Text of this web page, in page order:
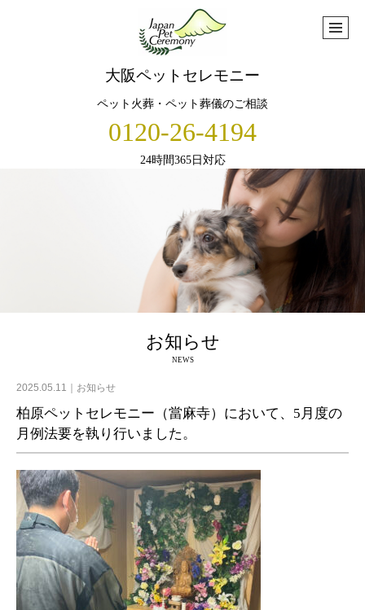
大阪ペットセレモニー
ペット火葬・ペット葬儀のご相談
0120-26-4194
24時間365日対応
お知らせ
NEWS
2025.05.11 お知らせ
柏原ペットセレモニー（當麻寺）において、5月度の
月例法要を執り行いました。